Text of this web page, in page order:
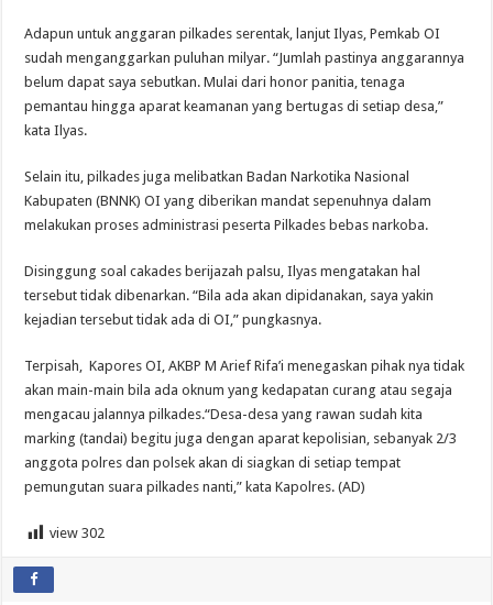
Adapun untuk anggaran pilkades serentak, lanjut Ilyas, Pemkab OI
sudah menganggarkan puluhan milyar.“Jumlah pastinya anggarannya
belum dapat saya sebutkan. Mulai dari honor panitia, tenaga
pemantau hingga aparat keamanan yang bertugas di setiap desa,”
kata Ilyas.
Selain itu, pilkades juga melibatkan Badan Narkotika Nasional
Kabupaten (BNNK) OI yang diberikan mandat sepenuhnya dalam
melakukan proses administrasi peserta Pilkades bebas narkoba.
Disinggung soal cakades berijazah palsu, Ilyas mengatakan hal
tersebut tidak dibenarkan.“Bila ada akan dipidanakan, saya yakin
kejadian tersebut tidak ada di OI,” pungkasnya.
Terpisah, Kapores OI, AKBP M Arief Rifa’i menegaskan pihak nya tidak
akan main-main bila ada oknum yang kedapatan curang atau segaja
mengacau jalannya pilkades.“Desa-desa yang rawan sudah kita
marking (tandai) begitu juga dengan aparat kepolisian, sebanyak 2/3
anggota polres dan polsek akan di siagkan di setiap tempat
pemungutan suara pilkades nanti,” kata Kapolres. (AD)
view 302